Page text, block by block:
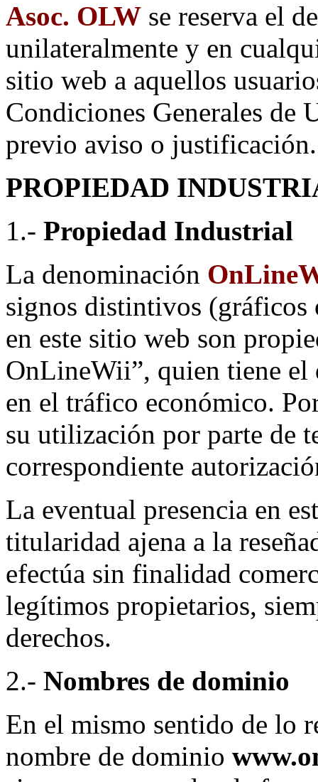
Asoc. OLW se reserva el
unilateralmente y en
sitio web a aquellos
Condiciones Generales de
previo aviso o justificación.
PROPIEDAD
1.- Propiedad Industrial
La denominación
signos distintivos (gráficos
en este sitio web son
OnLineWii”, quien tiene
en el tráfico económico.
su utilización por parte de
correspondiente
La eventual presencia en
titularidad ajena a la
efectúa sin finalidad
legítimos propietarios,
derechos.
2.- Nombres de dominio
En el mismo sentido de lo
nombre de dominio